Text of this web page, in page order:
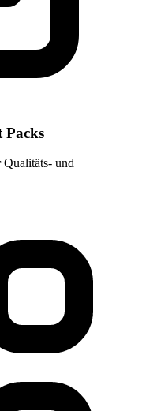
Packs
Qualitäts- und